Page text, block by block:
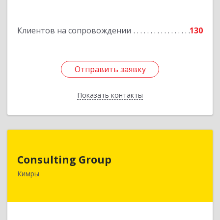
Клиентов на сопровождении 130
Отправить заявку
Показать контакты
Отправить заявку
Назад
Consulting Group
Кимры
171507, Тверская обл, Кимры г, Малая Садовая
Подробнее